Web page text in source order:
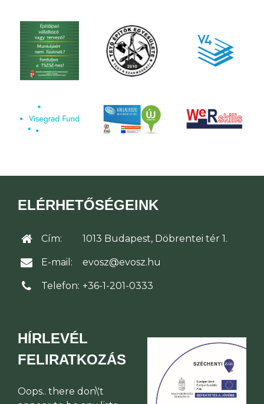
ELÉRHETŐSÉGEINK
Cím: 1013 Budapest, Döbrentei tér 1.
E-mail: evosz@evosz.hu
Telefon: +36-1-201-0333
HÍRLEVÉL
FELIRATKOZÁS
Oops.. there don\'t